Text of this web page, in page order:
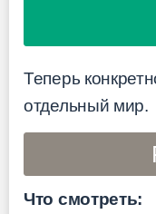
Теперь
отдельный мир.
Что смотреть: